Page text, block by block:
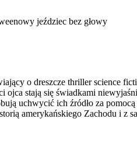
jeździec bez głowy
o dreszcze thriller science
ojca stają się świadkami
uchwycić ich źródło za
amerykańskiego Zachodu i z